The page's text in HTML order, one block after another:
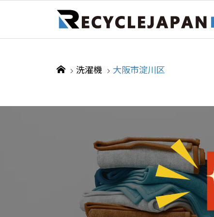
洗濯機 大阪市淀川区